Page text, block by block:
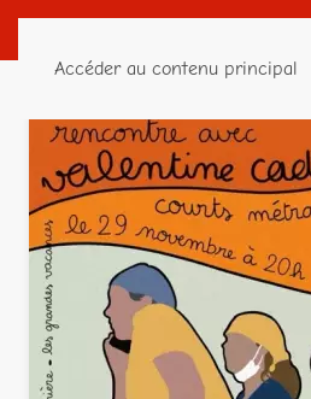
Accéder au contenu principal